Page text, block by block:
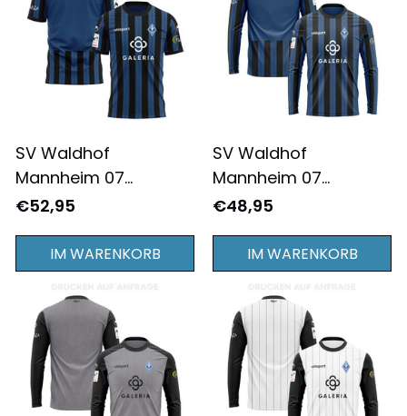
SV Waldhof
Mannheim 07
2025/26 Heim Herren
Bedruckt - Blau
€52,95
IM WARENKORB
SV Waldhof
Mannheim 07
2025/26 Heim Herren
Komplett Bedruckt -
Blau
€48,95
IM WARENKORB